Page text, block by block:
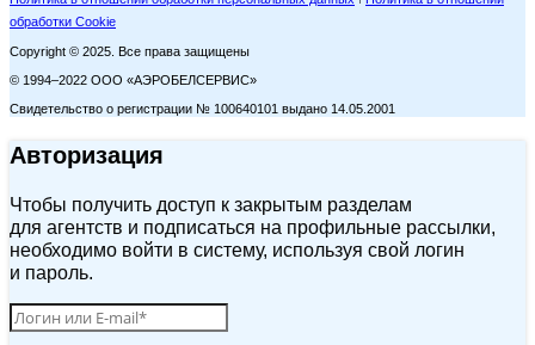
обработки Cookie
Copyright © 2025. Все права защищены
© 1994–2022 ООО «АЭРОБЕЛСЕРВИС»
Свидетельство о регистрации № 100640101 выдано 14.05.2001
Авторизация
Чтобы получить доступ к закрытым разделам
для агентств и подписаться на профильные рассылки,
необходимо войти в систему, используя свой логин
и пароль.